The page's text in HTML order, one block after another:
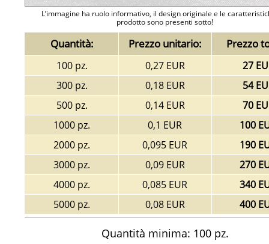
L’immagine ha ruolo informativo, il design originale e le
prodotto sono presenti sotto!
Quantità: Prezzo unitario: Prezzo
100 pz. 0,27 EUR
27
300 pz.
0,18 EUR
54
500 pz.
0,14 EUR
70
1000 pz.
0,1 EUR
100
2000 pz.
0,095 EUR
190
3000 pz.
0,09 EUR
270
4000 pz.
0,085 EUR
340
5000 pz.
0,08 EUR 400
Quantità minima: 100 pz.